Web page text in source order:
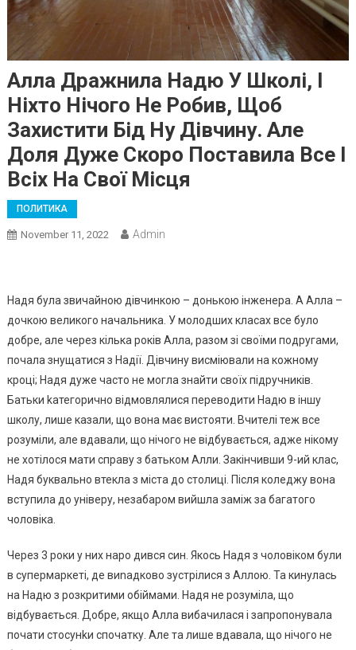
Алла Дражнила Надю У Школі, І
Ніхто Нічого Не Робив, Щоб
Захистити Бід Ну Дівчину. Але
Доля Дуже Скоро Поставила Все І
Всіх На Свої Місця
ПОЛИТИКА
November 11, 2022 Admin
Надя була звичайною дівчинкою – донькою інженера. А Алла –
дочкою великого начальника. У молодших класах все було
добре, але через кілька років Алла, разом зі своїми подругами,
почала знущатися з Надії. Дівчину висміювали на кожному
кроці; Надя дуже часто не могла знайти своїх підручників.
Батьки kатегорично відмовлялися переводити Надю в іншу
школу, лише казали, що вона має вистояти. Вчителі теж все
розуміли, але вдавали, що нічого не відбувається, адже нікому
не хотілося мати справу з батьком Алли. Закінчивши 9-ий клас,
Надя буквально втекла з міста до столиці. Після коледжу вона
вступила до універу, незабаром вийшла заміж за багатого
чоловіка.
Через 3 роки у них наро дився син. Якось Надя з чоловіком були
в супермаркеті, де виnадково зустрілися з Аллою. Та кинулась
на Надю з розкритими обіймами. Надя не розуміла, що
відбувається. Добре, якщо Алла вибачилася і запропонувала
почати стосунkи спочатку. Але та лише вдавала, що нічого не